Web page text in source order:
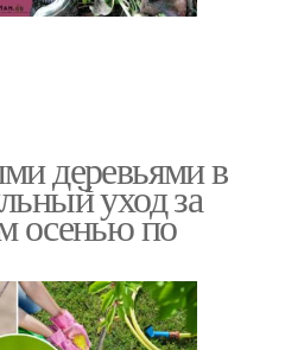
деревьями в
уход за
осенью по